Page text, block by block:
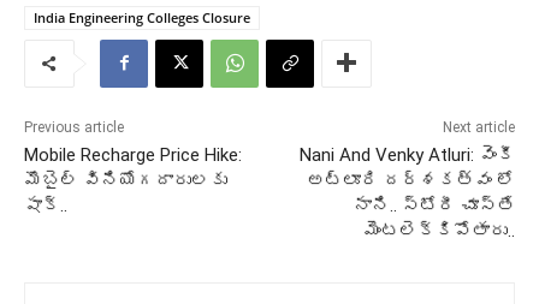
India Engineering Colleges Closure
Previous article
Mobile Recharge Price Hike:
మొబైల్ వినియోగదారులకు
షాక్..
Next article
Nani And Venky Atluri: వెంకీ
అట్లూరి దర్శకత్వం లో
నాని.. స్టోరీ చూస్తే
మెంటలెక్కిపోతారు..